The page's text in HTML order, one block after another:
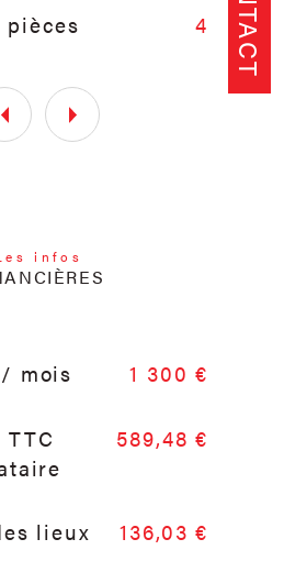
pièces 4
(dont
de réalisation de
Les infos
mois 1 300 €
589,48 €
lieux 136,03 €